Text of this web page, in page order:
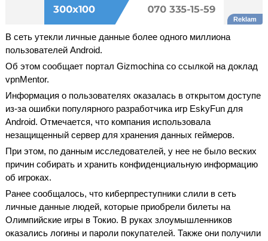
В сеть утекли личные данные более одного миллиона
пользователей Android.
Об этом сообщает портал Gizmochina со ссылкой на доклад
vpnMentor.
Информация о пользователях оказалась в открытом доступе
из-за ошибки популярного разработчика игр EskyFun для
Android. Отмечается, что компания использовала
незащищенный сервер для хранения данных геймеров.
При этом, по данным исследователей, у нее не было веских
причин собирать и хранить конфиденциальную информацию
об игроках.
Ранее сообщалось, что киберпреступники слили в сеть
личные данные людей, которые приобрели билеты на
Олимпийские игры в Токио. В руках злоумышленников
оказались логины и пароли покупателей. Также они получили